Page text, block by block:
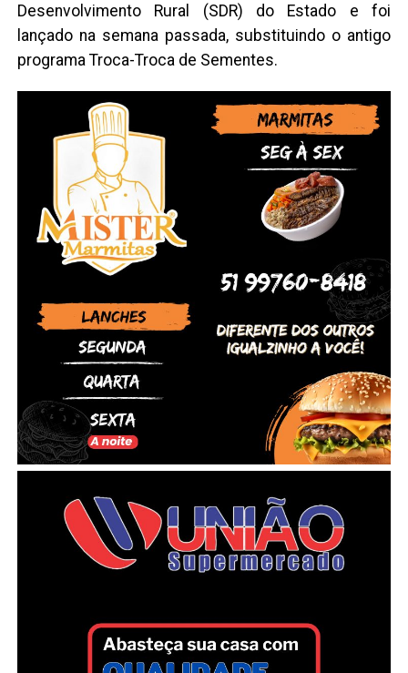
Desenvolvimento Rural (SDR) do Estado e foi
lançado na semana passada, substituindo o antigo
programa Troca-Troca de Sementes.